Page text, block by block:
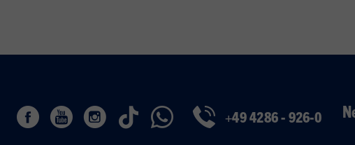
+49 4286 - 926-0